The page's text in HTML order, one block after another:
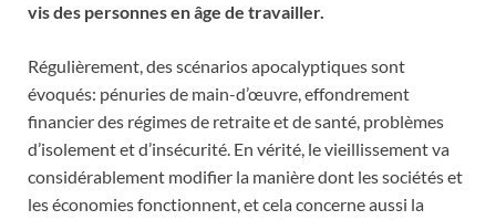
vis des personnes en âge de travailler.
Régulièrement, des scénarios apocalyptiques sont
évoqués: pénuries de main-d’œuvre, effondrement
financier des régimes de retraite et de santé, problèmes
d’isolement et d’insécurité. En vérité, le vieillissement va
considérablement modifier la manière dont les sociétés et
les économies fonctionnent, et cela concerne aussi la